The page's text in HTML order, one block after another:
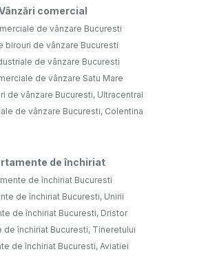
comercial
de vânzare Bucuresti
birouri de vânzare Bucuresti
de vânzare Bucuresti
de vânzare Satu Mare
de vânzare Bucuresti, Ultracentral
de vânzare Bucuresti, Colentina
de închiriat
de închiriat Bucuresti
de închiriat Bucuresti, Unirii
de închiriat Bucuresti, Dristor
de închiriat Bucuresti, Tineretului
de închiriat Bucuresti, Aviatiei